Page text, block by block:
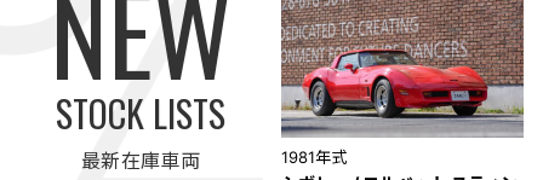
最新在庫車両 1981年式